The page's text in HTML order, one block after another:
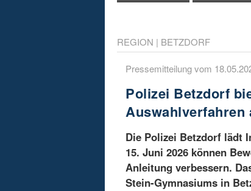
REGION | BETZDORF
Pressemitteilung vom
Polizei Betzdorf
Auswahlverfahren
Die Polizei Betzdorf lädt
15. Juni 2026 können
Anleitung verbessern.
Stein-Gymnasiums in